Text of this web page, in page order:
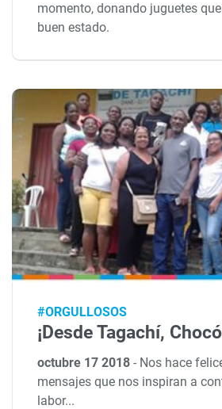
momento, donando juguetes
buen estado.
#ORGULLOSOS
¡Desde Tagachí,
octubre 17 2018- Nos hace
mensajes que nos inspiran a
labor...